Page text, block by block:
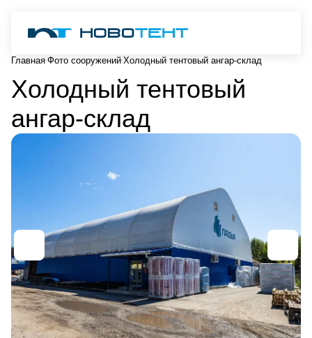
Главная Фото сооружений Холодный тентовый ангар-склад
Холодный тентовый
ангар-склад